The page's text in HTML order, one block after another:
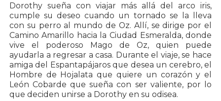
Dorothy sueña con viajar más allá del arco iris,
cumple su deseo cuando un tornado se la lleva
con su perro al mundo de Oz. Allí, se dirige por el
Camino Amarillo hacia la Ciudad Esmeralda, donde
vive el poderoso Mago de Oz, quien puede
ayudarla a regresar a casa. Durante el viaje, se hace
amiga del Espantapájaros que desea un cerebro, el
Hombre de Hojalata que quiere un corazón y el
León Cobarde que sueña con ser valiente, por lo
que deciden unirse a Dorothy en su odisea.